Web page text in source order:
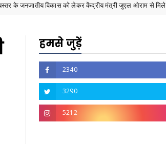
को लेकर केंद्रीय मंत्री जुएल ओराम से मिले सांसद महेश कश्यप
हमसे जुड़ें
2340
3290
5212